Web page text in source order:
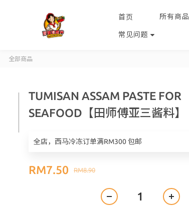
首页 所有商品
常见问题
全部商品
TUMISAN ASSAM PASTE FOR
SEAFOOD【田师傅亚三酱料】
全店，西马冷冻订单满RM300 包邮
RM8.90
RM7.50